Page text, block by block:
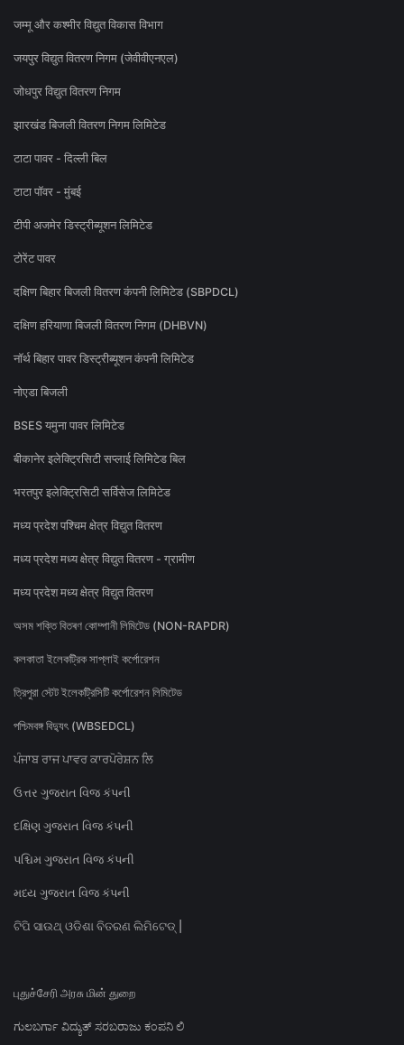
जम्मू और कश्मीर विद्युत विकास विभाग
जयपुर विद्युत वितरण निगम (जेवीवीएनएल)
जोधपुर विद्युत वितरण निगम
झारखंड बिजली वितरण निगम लिमिटेड
टाटा पावर - दिल्ली बिल
टाटा पॉवर - मुंबई
टीपी अजमेर डिस्ट्रीब्यूशन लिमिटेड
टोरेंट पावर
दक्षिण बिहार बिजली वितरण कंपनी लिमिटेड (SBPDCL)
दक्षिण हरियाणा बिजली वितरण निगम (DHBVN)
नॉर्थ बिहार पावर डिस्ट्रीब्यूशन कंपनी लिमिटेड
नोएडा बिजली
BSES यमुना पावर लिमिटेड
बीकानेर इलेक्ट्रिसिटी सप्लाई लिमिटेड बिल
भरतपुर इलेक्ट्रिसिटी सर्विसेज लिमिटेड
मध्य प्रदेश पश्चिम क्षेत्र विद्युत वितरण
मध्य प्रदेश मध्य क्षेत्र विद्युत वितरण - ग्रामीण
मध्य प्रदेश मध्य क्षेत्र विद्युत वितरण
অসম শক্তি বিতৰণ কোম্পানী লিমিটেড (NON-RAPDR)
কলকাতা ইলেকট্রিক সাপ্লাই কর্পোরেশন
ত্রিপুরা স্টেট ইলেকট্রিসিটি কর্পোরেশন লিমিটেড
পশ্চিমবঙ্গ বিদ্যুৎ (WBSEDCL)
ਪੰਜਾਬ ਰਾਜ ਪਾਵਰ ਕਾਰਪੋਰੇਸ਼ਨ ਲਿ
ઉત્તર ગુજરાત વિજ કંપની
દક્ષિણ ગુજરાત વિજ કંપની
પશ્ચિમ ગુજરાત વિજ કંપની
મધ્ય ગુજરાત વિજ કંપની
ଟିପି ସାଉଥ୍ ଓଡିଶା ବିତରଣ ଲିମିଟେଡ୍ |
புதுச்சேரி அரசு மின் துறை
ಗುಲಬರ್ಗಾ ವಿದ್ಯುತ್ ಸರಬರಾಜು ಕಂಪನಿ ಲಿ